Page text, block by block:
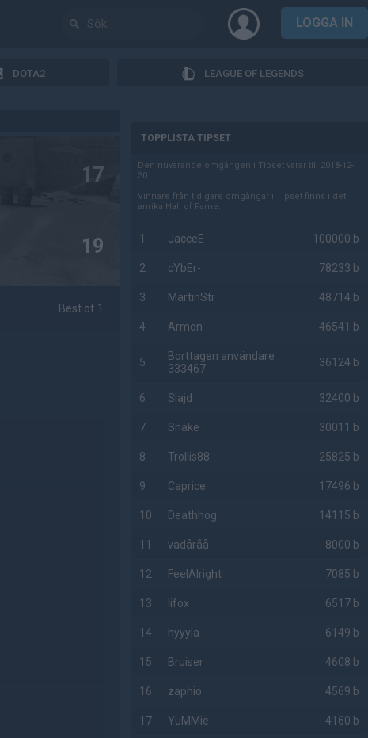
LOGGA IN
DOTA2 LEAGUE OF LEGENDS
17
19
Best of 1
TOPPLISTA TIPSET
Den nuvarande omgången i Tipset varar till 2018-12-
30.
Vinnare från tidigare omgångar i Tipset finns i det
anrika Hall of Fame.
1 JacceE 100000 b
2 cYbEr- 78233 b
3 MartinStr 48714 b
4 Armon 46541 b
5
Borttagen användare
333467
36124 b
6 Slajd 32400 b
7 Snake 30011 b
8 Trollis88 25825 b
9 Caprice 17496 b
10 Deathhog 14115 b
11 vadåråå 8000 b
12 FeelAlright 7085 b
13 lifox 6517 b
14 hyyyla 6149 b
15 Bruiser 4608 b
16 zaphio 4569 b
17 YuMMie 4160 b